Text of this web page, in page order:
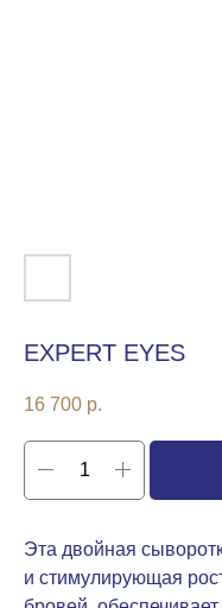
EXPERT EYES
16 700 р.
Эта двойная
и стимулирующая